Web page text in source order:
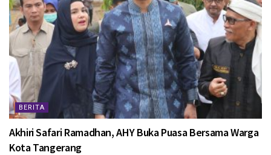
BERITA
Akhiri Safari Ramadhan, AHY Buka Puasa Bersama Warga
Kota Tangerang